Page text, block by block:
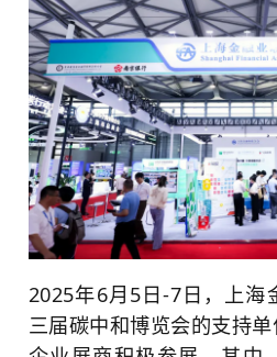
2025年6月5日-7日，上海
三届碳中和博览会的支持